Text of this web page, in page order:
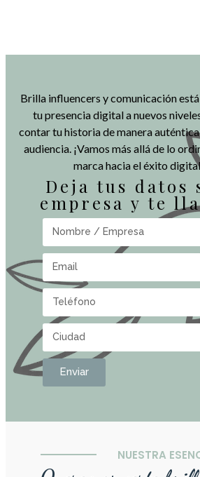
Brilla influencers y comunicación
tu presencia digital a nuevos
contar tu historia de manera
audiencia. ¡Vamos más allá de lo
marca hacia el éxito
Deja tus datos
empresa y te
Enviar
NUESTRA